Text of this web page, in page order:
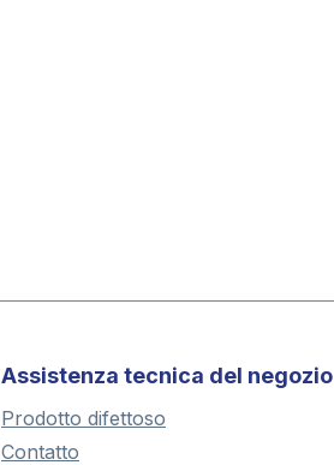
Assistenza tecnica del negozio
Prodotto difettoso
Contatto